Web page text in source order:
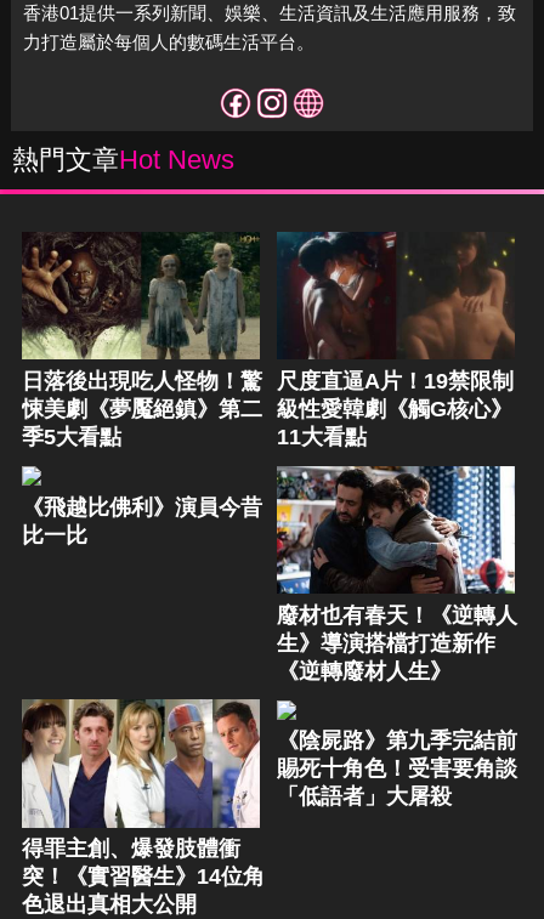
香港01提供一系列新聞、娛樂、生活資訊及生活應用服務，致
力打造屬於每個人的數碼生活平台。
熱門文章Hot News
日落後出現吃人怪物！驚
悚美劇《夢魘絕鎮》第二
季5大看點
尺度直逼A片！19禁限制
級性愛韓劇《觸G核心》
11大看點
《飛越比佛利》演員今昔
比一比
廢材也有春天！《逆轉人
生》導演搭檔打造新作
《逆轉廢材人生》
得罪主創、爆發肢體衝
突！《實習醫生》14位角
色退出真相大公開
《陰屍路》第九季完結前
賜死十角色！受害要角談
「低語者」大屠殺